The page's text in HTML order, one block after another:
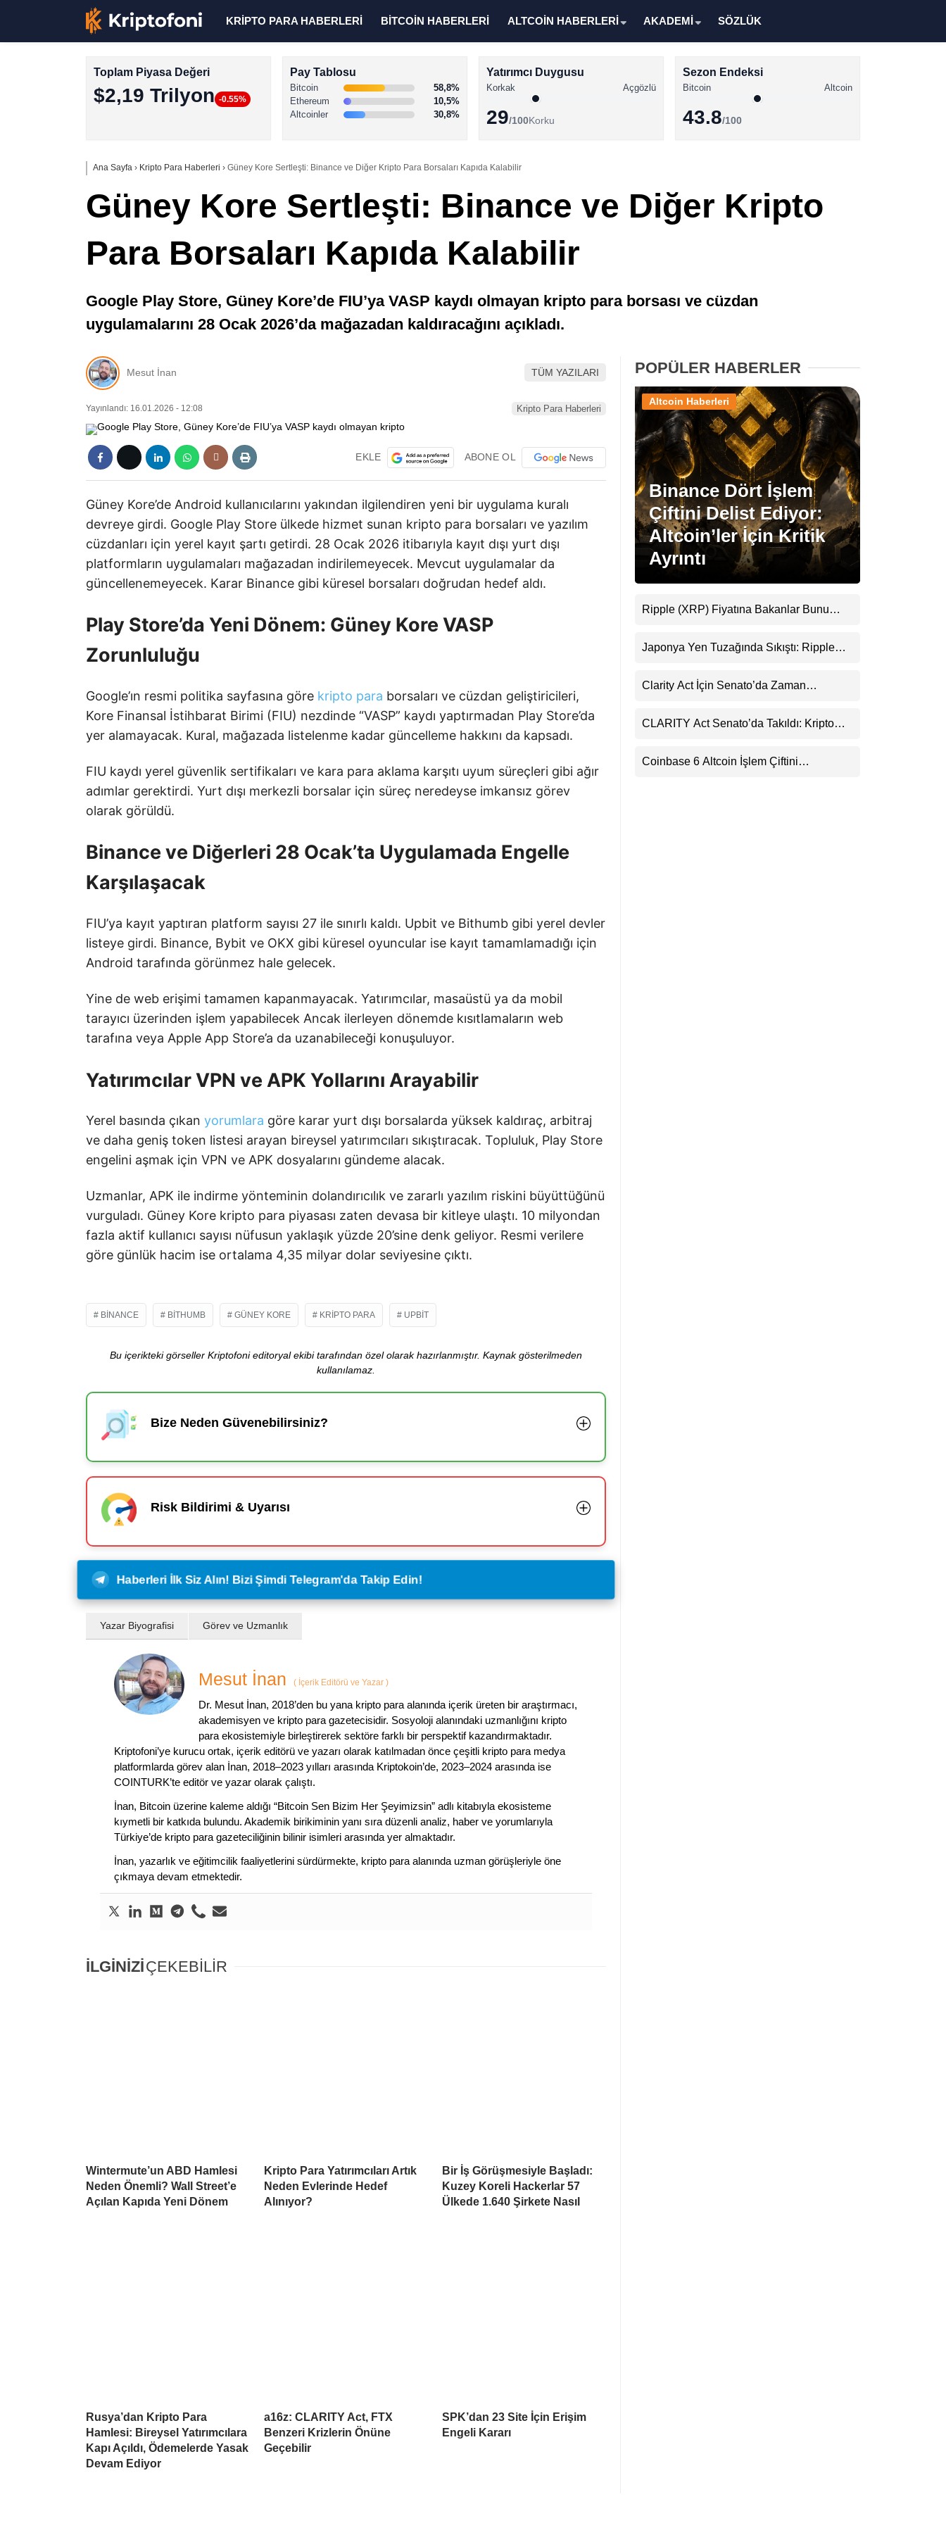
Altcoin Haberleri
Facebook
Instagram
Youtube
TikTok
KRİPTO PARA HABERLERİ BİTCOİN HABERLERİ ALTCOİN HABERLERİ AKADEMİ SÖZLÜK
Toplam Piyasa Değeri
$2,19 Trilyon -0.55%
Pay Tablosu
Bitcoin
58,8%
Ethereum
10,5%
Altcoinler
30,8%
Yatırımcı Duygusu
Korkak Açgözlü
29/100Korku
Sezon Endeksi
Bitcoin Altcoin
43.8/100
Ana Sayfa › Kripto Para Haberleri › Güney Kore Sertleşti: Binance ve Diğer Kripto Para Borsaları Kapıda Kalabilir
Güney Kore Sertleşti: Binance ve Diğer Kripto
Para Borsaları Kapıda Kalabilir
Google Play Store, Güney Kore’de FIU’ya VASP kaydı olmayan kripto para borsası ve cüzdan
uygulamalarını 28 Ocak 2026’da mağazadan kaldıracağını açıkladı.
Mesut İnan TÜM YAZILARI
Yayınlandı: 16.01.2026 - 12:08 Kripto Para Haberleri
EKLE ABONE OL
Güney Kore’de Android kullanıcılarını yakından ilgilendiren yeni bir uygulama kuralı
devreye girdi. Google Play Store ülkede hizmet sunan kripto para borsaları ve yazılım
cüzdanları için yerel kayıt şartı getirdi. 28 Ocak 2026 itibarıyla kayıt dışı yurt dışı
platformların uygulamaları mağazadan indirilemeyecek. Mevcut uygulamalar da
güncellenemeyecek. Karar Binance gibi küresel borsaları doğrudan hedef aldı.
Play Store’da Yeni Dönem: Güney Kore VASP
Zorunluluğu
Google’ın resmi politika sayfasına göre kripto para borsaları ve cüzdan geliştiricileri,
Kore Finansal İstihbarat Birimi (FIU) nezdinde “VASP” kaydı yaptırmadan Play Store’da
yer alamayacak. Kural, mağazada listelenme kadar güncelleme hakkını da kapsadı.
FIU kaydı yerel güvenlik sertifikaları ve kara para aklama karşıtı uyum süreçleri gibi ağır
adımlar gerektirdi. Yurt dışı merkezli borsalar için süreç neredeyse imkansız görev
olarak görüldü.
Binance ve Diğerleri 28 Ocak’ta Uygulamada Engelle
Karşılaşacak
FIU’ya kayıt yaptıran platform sayısı 27 ile sınırlı kaldı. Upbit ve Bithumb gibi yerel devler
listeye girdi. Binance, Bybit ve OKX gibi küresel oyuncular ise kayıt tamamlamadığı için
Android tarafında görünmez hale gelecek.
Yine de web erişimi tamamen kapanmayacak. Yatırımcılar, masaüstü ya da mobil
tarayıcı üzerinden işlem yapabilecek Ancak ilerleyen dönemde kısıtlamaların web
tarafına veya Apple App Store’a da uzanabileceği konuşuluyor.
Yatırımcılar VPN ve APK Yollarını Arayabilir
Yerel basında çıkan yorumlara göre karar yurt dışı borsalarda yüksek kaldıraç, arbitraj
ve daha geniş token listesi arayan bireysel yatırımcıları sıkıştıracak. Topluluk, Play Store
engelini aşmak için VPN ve APK dosyalarını gündeme alacak.
Uzmanlar, APK ile indirme yönteminin dolandırıcılık ve zararlı yazılım riskini büyüttüğünü
vurguladı. Güney Kore kripto para piyasası zaten devasa bir kitleye ulaştı. 10 milyondan
fazla aktif kullanıcı sayısı nüfusun yaklaşık yüzde 20’sine denk geliyor. Resmi verilere
göre günlük hacim ise ortalama 4,35 milyar dolar seviyesine çıktı.
BINANCE BITHUMB GÜNEY KORE KRIPTO PARA UPBIT
Bu içerikteki görseller Kriptofoni editoryal ekibi tarafından özel olarak hazırlanmıştır. Kaynak gösterilmeden
kullanılamaz.
Bize Neden Güvenebilirsiniz?
Risk Bildirimi & Uyarısı
Haberleri İlk Siz Alın! Bizi Şimdi Telegram'da Takip Edin!
Yazar Biyografisi Görev ve Uzmanlık
Mesut İnan ( İçerik Editörü ve Yazar )
Dr. Mesut İnan, 2018’den bu yana kripto para alanında içerik üreten bir araştırmacı,
akademisyen ve kripto para gazetecisidir. Sosyoloji alanındaki uzmanlığını kripto
para ekosistemiyle birleştirerek sektöre farklı bir perspektif kazandırmaktadır.
Kriptofoni’ye kurucu ortak, içerik editörü ve yazarı olarak katılmadan önce çeşitli kripto para medya
platformlarda görev alan İnan, 2018–2023 yılları arasında Kriptokoin’de, 2023–2024 arasında ise
COINTURK’te editör ve yazar olarak çalıştı.
İnan, Bitcoin üzerine kaleme aldığı “Bitcoin Sen Bizim Her Şeyimizsin” adlı kitabıyla ekosisteme
kıymetli bir katkıda bulundu. Akademik birikiminin yanı sıra düzenli analiz, haber ve yorumlarıyla
Türkiye’de kripto para gazeteciliğinin bilinir isimleri arasında yer almaktadır.
İnan, yazarlık ve eğitimcilik faaliyetlerini sürdürmekte, kripto para alanında uzman görüşleriyle öne
çıkmaya devam etmektedir.
İLGİNİZİÇEKEBİLİR
Wintermute’un ABD Hamlesi
Neden Önemli? Wall Street’e
Açılan Kapıda Yeni Dönem
Kripto Para Yatırımcıları Artık
Neden Evlerinde Hedef
Alınıyor?
Bir İş Görüşmesiyle Başladı:
Kuzey Koreli Hackerlar 57
Ülkede 1.640 Şirkete Nasıl
Rusya’dan Kripto Para
Hamlesi: Bireysel Yatırımcılara
Kapı Açıldı, Ödemelerde Yasak
Devam Ediyor
a16z: CLARITY Act, FTX
Benzeri Krizlerin Önüne
Geçebilir
SPK’dan 23 Site İçin Erişim
Engeli Kararı
POPÜLER HABERLER
Binance Dört İşlem
Çiftini Delist Ediyor:
Altcoin’ler İçin Kritik
Ayrıntı
Altcoin Haberleri
Ripple (XRP) Fiyatına Bakanlar Bunu
Uyarı
Japonya Yen Tuzağında Sıkıştı: Ripple
Clarity Act İçin Senato’da Zaman
CLARITY Act Senato’da Takıldı: Kripto
Coinbase 6 Altcoin İşlem Çiftini